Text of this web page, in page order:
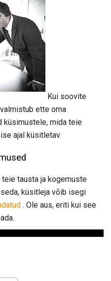
Kui soovite
ette oma
mida teie
ajal küsitletav.
tausta ja kogemuste
küsitleja võib isegi
. Ole aus, eriti kui see